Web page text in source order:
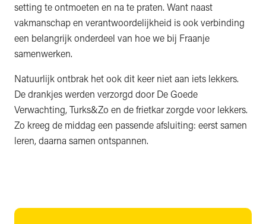
setting te ontmoeten en na te praten. Want naast
vakmanschap en verantwoordelijkheid is ook verbinding
een belangrijk onderdeel van hoe we bij Fraanje
samenwerken.
Natuurlijk ontbrak het ook dit keer niet aan iets lekkers.
De drankjes werden verzorgd door De Goede
Verwachting, Turks&Zo en de frietkar zorgde voor lekkers.
Zo kreeg de middag een passende afsluiting: eerst samen
leren, daarna samen ontspannen.